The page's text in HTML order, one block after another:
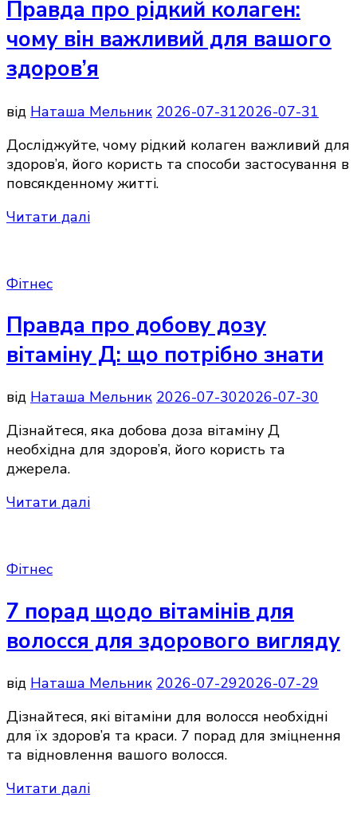
Правда про рідкий колаген:
чому він важливий для вашого
здоров’я
від Наташа Мельник 2026-07-312026-07-31
Досліджуйте, чому рідкий колаген важливий для
здоров’я, його користь та способи застосування в
повсякденному житті.
Читати далі
Фітнес
Правда про добову дозу
вітаміну Д: що потрібно знати
від Наташа Мельник 2026-07-302026-07-30
Дізнайтеся, яка добова доза вітаміну Д
необхідна для здоров’я, його користь та
джерела.
Читати далі
Фітнес
7 порад щодо вітамінів для
волосся для здорового вигляду
від Наташа Мельник 2026-07-292026-07-29
Дізнайтеся, які вітаміни для волосся необхідні
для їх здоров’я та краси. 7 порад для зміцнення
та відновлення вашого волосся.
Читати далі